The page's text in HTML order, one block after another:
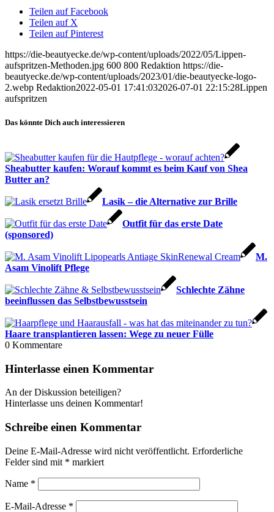
Teilen auf Facebook
Teilen auf X
Teilen auf Pinterest
https://die-beautyecke.de/wp-content/uploads/2022/05/Lippen-
aufspritzen-Methoden.jpg 600 800 Redaktion https://die-
beautyecke.de/wp-content/uploads/2023/01/die-beautyecke-logo-
2.webp Redaktion2022-05-01 17:41:032026-07-01 22:15:28Lippen
aufspritzen
Das könnte Dich auch interessieren
Sheabutter kaufen: Worauf kommt es beim Kauf von Shea
Butter an?
Lasik – die Alternative zur Brille
Outfit für das erste Date
(sponsored)
M.
Asam Vinolift Pflege
Schlechte Zähne
beeinflussen das Selbstbewusstsein
Haare transplantieren lassen: Wege zu neuer Fülle
0 Kommentare
Hinterlasse einen Kommentar
An der Diskussion beteiligen?
Hinterlasse uns deinen Kommentar!
Schreibe einen Kommentar
Deine E-Mail-Adresse wird nicht veröffentlicht. Erforderliche
Felder sind mit * markiert
Name *
E-Mail-Adresse *